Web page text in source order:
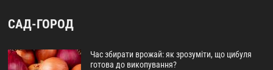
САД-ГОРОД
Час збирати врожай: як зрозуміти, що цибуля
готова до викопування?